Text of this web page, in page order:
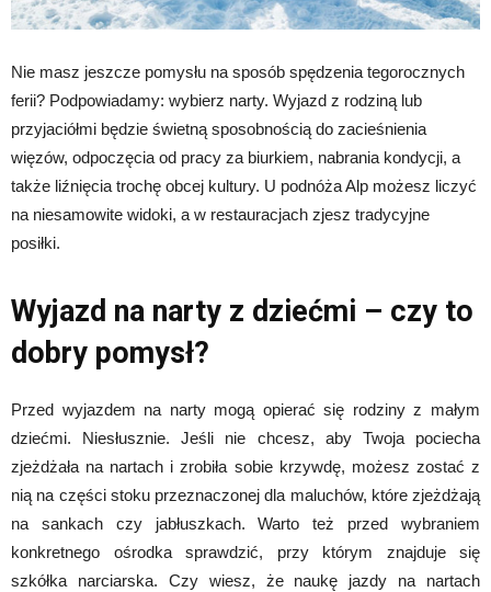
Nie masz jeszcze pomysłu na sposób spędzenia tegorocznych
ferii? Podpowiadamy: wybierz narty. Wyjazd z rodziną lub
przyjaciółmi będzie świetną sposobnością do zacieśnienia
więzów, odpoczęcia od pracy za biurkiem, nabrania kondycji, a
także liźnięcia trochę obcej kultury. U podnóża Alp możesz liczyć
na niesamowite widoki, a w restauracjach zjesz tradycyjne
posiłki.
Wyjazd na narty z dziećmi – czy to
dobry pomysł?
Przed wyjazdem na narty mogą opierać się rodziny z małym
dziećmi. Niesłusznie. Jeśli nie chcesz, aby Twoja pociecha
zjeżdżała na nartach i zrobiła sobie krzywdę, możesz zostać z
nią na części stoku przeznaczonej dla maluchów, które zjeżdżają
na sankach czy jabłuszkach. Warto też przed wybraniem
konkretnego ośrodka sprawdzić, przy którym znajduje się
szkółka narciarska. Czy wiesz, że naukę jazdy na nartach